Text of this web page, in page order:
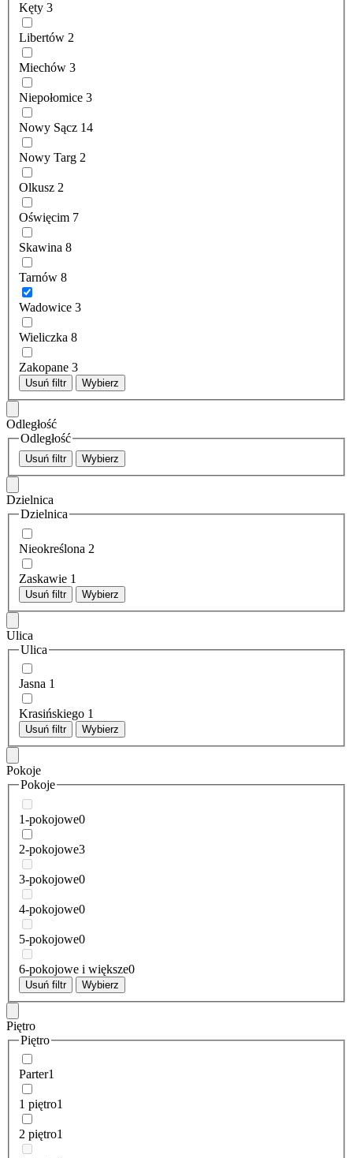
Kęty 3
Libertów 2
Miechów 3
Niepołomice 3
Nowy Sącz 14
Nowy Targ 2
Olkusz 2
Oświęcim 7
Skawina 8
Tarnów 8
Wadowice 3
Wieliczka 8
Zakopane 3
Usuń filtr Wybierz
Odległość
Odległość
Usuń filtr Wybierz
Dzielnica
Dzielnica
Nieokreślona 2
Zaskawie 1
Usuń filtr Wybierz
Ulica
Ulica
Jasna 1
Krasińskiego 1
Usuń filtr Wybierz
Pokoje
Pokoje
1-pokojowe0
2-pokojowe3
3-pokojowe0
4-pokojowe0
5-pokojowe0
6-pokojowe i większe0
Usuń filtr Wybierz
Piętro
Piętro
Parter1
1 piętro1
2 piętro1